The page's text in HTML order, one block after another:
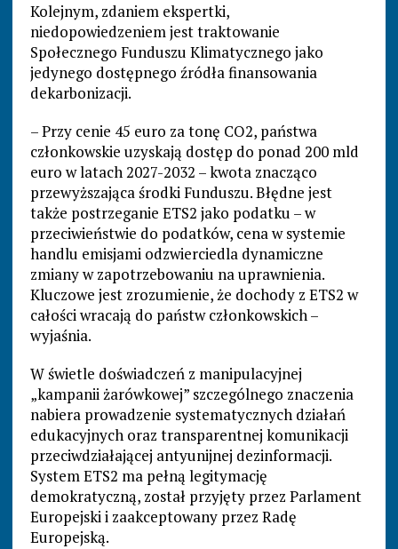
Kolejnym, zdaniem ekspertki,
niedopowiedzeniem jest traktowanie
Społecznego Funduszu Klimatycznego jako
jedynego dostępnego źródła finansowania
dekarbonizacji.
– Przy cenie 45 euro za tonę CO2, państwa
członkowskie uzyskają dostęp do ponad 200 mld
euro w latach 2027-2032 – kwota znacząco
przewyższająca środki Funduszu. Błędne jest
także postrzeganie ETS2 jako podatku – w
przeciwieństwie do podatków, cena w systemie
handlu emisjami odzwierciedla dynamiczne
zmiany w zapotrzebowaniu na uprawnienia.
Kluczowe jest zrozumienie, że dochody z ETS2 w
całości wracają do państw członkowskich –
wyjaśnia.
W świetle doświadczeń z manipulacyjnej
„kampanii żarówkowej” szczególnego znaczenia
nabiera prowadzenie systematycznych działań
edukacyjnych oraz transparentnej komunikacji
przeciwdziałającej antyunijnej dezinformacji.
System ETS2 ma pełną legitymację
demokratyczną, został przyjęty przez Parlament
Europejski i zaakceptowany przez Radę
Europejską.